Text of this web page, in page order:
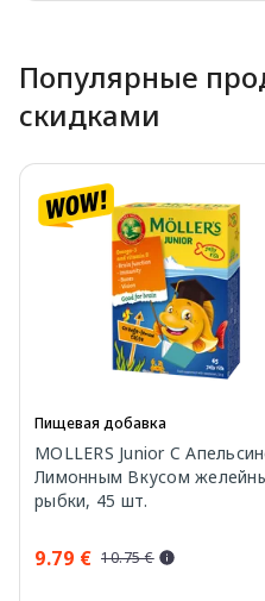
Популярные
скидками
Пищевая добавка
MOLLERS Junior C
Лимонным Вкусом
рыбки, 45 шт.
9.79 € 10.75 €